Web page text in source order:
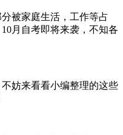
被家庭生活，工作等占
月自考即将来袭，不知各
妨来看看小编整理的这些